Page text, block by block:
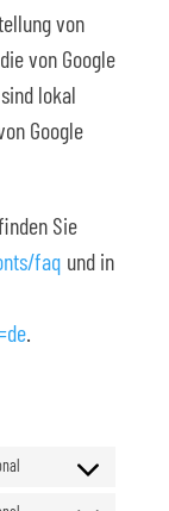
von
von Google
lokal
Google
Sie
faq und in
.
Consent